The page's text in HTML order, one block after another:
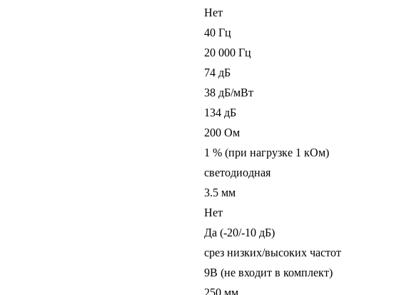
Нет
40 Гц
20 000 Гц
74 дБ
38 дБ/мВт
134 дБ
200 Ом
1 % (при нагрузке 1 кОм)
светодиодная
3.5 мм
Нет
Да (-20/-10 дБ)
срез низких/высоких частот
9В (не входит в комплект)